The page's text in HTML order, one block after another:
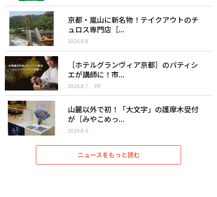
京都・嵐山に新名物！テイクアウトのチ
ュロス専門店［...
2026.8.8
［ホテルグランヴィア京都］のパティシ
エが講師に！市...
2026.8.7 PR
山麓以外で初！「大文字」の護摩木受付
が［みやこめっ...
2026.8.6
ニュースをもっと読む